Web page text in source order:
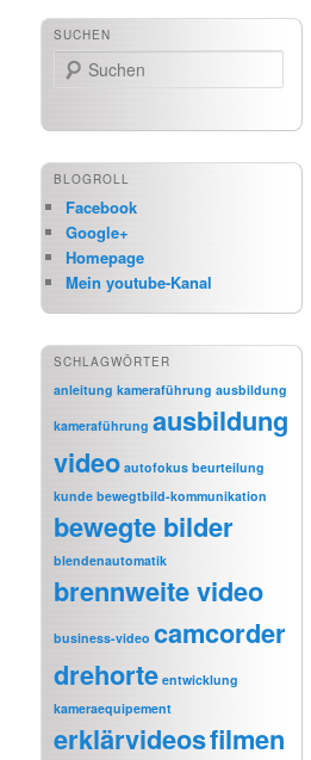
SUCHEN
Suchen
BLOGROLL
Facebook
Google+
Homepage
Mein youtube-Kanal
SCHLAGWÖRTER
anleitung kameraführung ausbildung
kameraführung ausbildung
video autofokus beurteilung
kunde bewegtbild-kommunikation
bewegte bilder
blendenautomatik
brennweite video
business-video camcorder
drehorte entwicklung
kameraequipement
erklärvideosfilmen